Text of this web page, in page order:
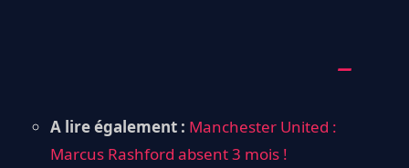
A lire également : Manchester United :
Marcus Rashford absent 3 mois !